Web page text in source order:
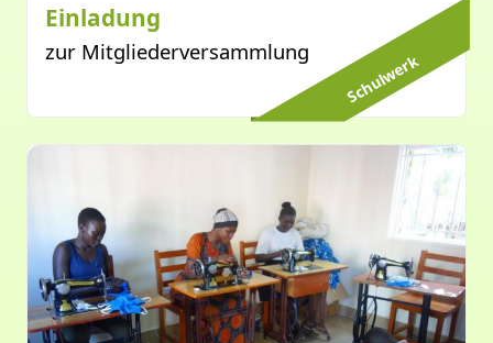
Einladung
zur Mitgliederversammlung Schulwerk